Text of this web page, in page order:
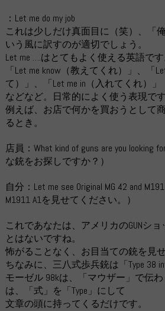
：Let me do my job
これは少しだけ真面目に（笑）、「
いう風に訳すのが適切でしょう。
Let me ….はとてもよく使える英語です
「Let me know（教えてくれ）」、「
て）」、「Let me in（入れてくれ）」
などなど。日常的によく使う表現です
例えば、お店で何かを買おうとして
るとき。
店員：What kind of guns are you looking
な銃をお探しですか？）
自分：Let me see Original MG 42 and
M1911 A1を見せてください。）
これであなたは、アメリカのGUNシ
とはないですね。
怖がることなく、お目当ての銃を見
ちなみに、三八式歩兵銃は「Type 38
モーゼル 98kは、「マウザー」で伝
は、「式」を「Type」にして
文章の頭に持ってくるだけです。